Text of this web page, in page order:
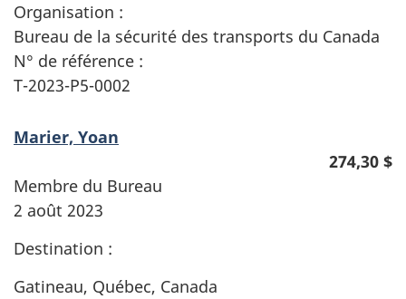
Organisation :
Bureau de la sécurité des transports du Canada
N° de référence :
T-2023-P5-0002
Marier, Yoan
274,30 $
Membre du Bureau
2 août 2023
Destination :
Gatineau, Québec, Canada